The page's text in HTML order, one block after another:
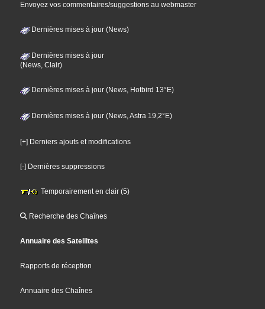
Envoyez vos commentaires/suggestions au webmaster
Dernières mises à jour (News)
Dernières mises à jour
(News, Clair)
Dernières mises à jour (News, Hotbird 13°E)
Dernières mises à jour (News, Astra 19,2°E)
[+] Derniers ajouts et modifications
[-] Dernières suppressions
Temporairement en clair (5)
Recherche des Chaînes
Annuaire des Satellites
Rapports de réception
Annuaire des Chaînes